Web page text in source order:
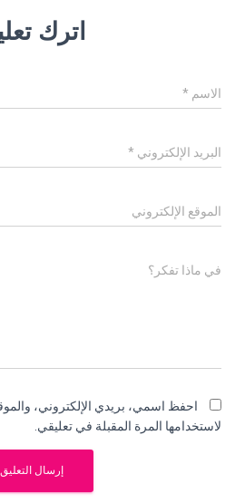
اترك
الاسم *
البريد الإلكتروني *
الموقع الإلكتروني
في ماذا تفكر؟
احفظ اسمي، بريدي الإلكتروني،
لاستخدامها المرة المقبلة في تعليقي.